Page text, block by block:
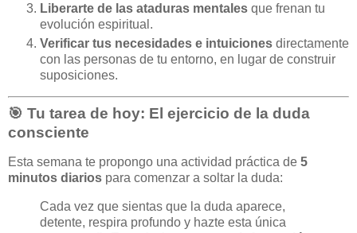
Liberarte de las ataduras mentales que frenan tu
evolución espiritual.
Verificar tus necesidades e intuiciones directamente
con las personas de tu entorno, en lugar de construir
suposiciones.
🎯 Tu tarea de hoy: El ejercicio de la duda
consciente
Esta semana te propongo una actividad práctica de 5
minutos diarios para comenzar a soltar la duda:
Cada vez que sientas que la duda aparece,
detente, respira profundo y hazte esta única